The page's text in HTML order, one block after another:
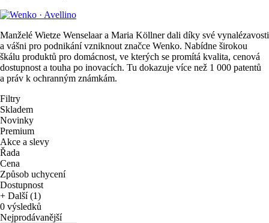
Manželé Wietze Wenselaar a Maria Köllner dali díky své vynalézavosti
a vášni pro podnikání vzniknout značce Wenko. Nabídne širokou
škálu produktů pro domácnost, ve kterých se promítá kvalita, cenová
dostupnost a touha po inovacích. Tu dokazuje více než 1 000 patentů
a práv k ochranným známkám.
Filtry
Skladem
Novinky
Premium
Akce a slevy
Řada
Cena
Způsob uchycení
Dostupnost
+ Další (1)
0 výsledků
Nejprodávanější